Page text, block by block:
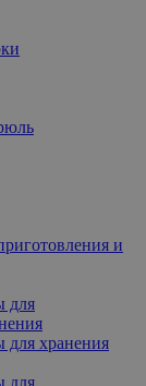
и
для
для хранения
для